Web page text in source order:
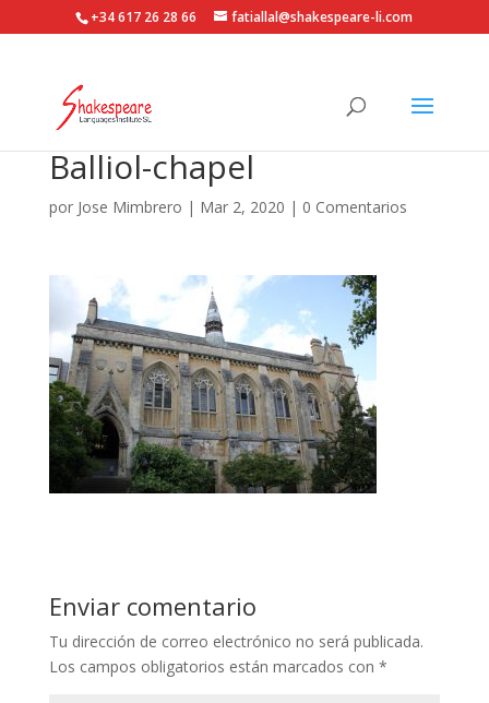
+34 617 26 28 66 fatiallal@shakespeare-li.com
Balliol-chapel
por Jose Mimbrero | Mar 2, 2020 | 0 Comentarios
Enviar comentario
Tu dirección de correo electrónico no será publicada.
Los campos obligatorios están marcados con *